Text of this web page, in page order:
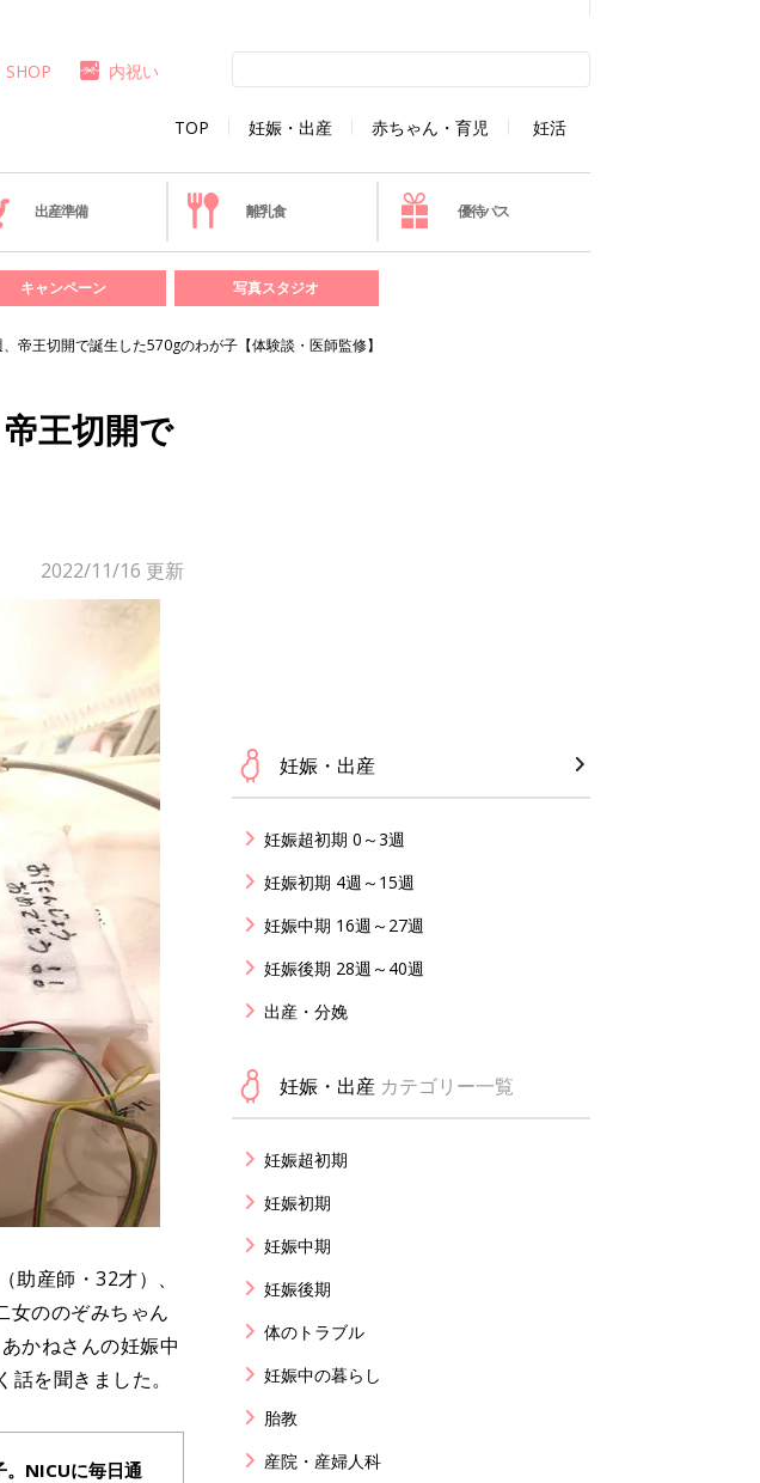
TOP 妊娠・出産 赤ちゃん・育児 妊活
SHOP 内祝い
出産準備 離乳食 優待パス
キャンペーン 写真スタジオ
帝王切開で誕生した570gのわが子【体験談・医師監修】
王切開で
2022/11/16 更新
産師・32才）、
女ののぞみちゃん
かねさんの妊娠中
を聞きました。
。NICUに毎日通
妊娠・出産
妊娠超初期 0～3週
妊娠初期 4週～15週
妊娠中期 16週～27週
妊娠後期 28週～40週
出産・分娩
妊娠・出産 カテゴリー一覧
妊娠超初期
妊娠初期
妊娠中期
妊娠後期
体のトラブル
妊娠中の暮らし
胎教
産院・産婦人科